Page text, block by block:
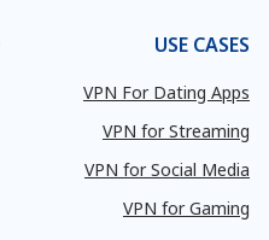
USE CASES
VPN For Dating Apps
VPN for Streaming
VPN for Social Media
VPN for Gaming